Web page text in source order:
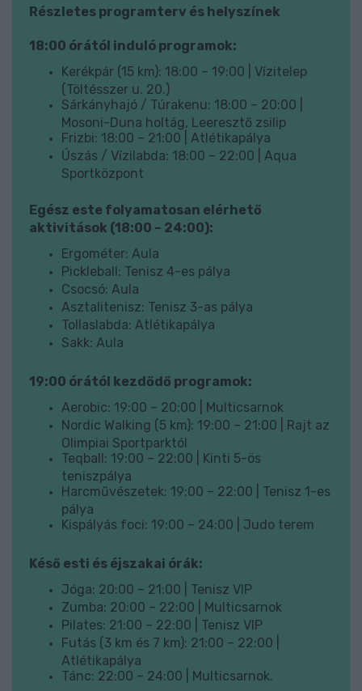
Részletes programterv és helyszínek
18:00 órától induló programok:
Kerékpár (15 km): 18:00 – 19:00 | Vízitelep
(Töltésszer u. 20.)
Sárkányhajó / Túrakenu: 18:00 – 20:00 |
Mosoni-Duna holtág, Leeresztő zsilip
Frizbi: 18:00 – 21:00 | Atlétikapálya
Úszás / Vízilabda: 18:00 – 22:00 | Aqua
Sportközpont
Egész este folyamatosan elérhető
aktivitások (18:00 – 24:00):
Ergométer: Aula
Pickleball: Tenisz 4-es pálya
Csocsó: Aula
Asztalitenisz: Tenisz 3-as pálya
Tollaslabda: Atlétikapálya
Sakk: Aula
19:00 órától kezdődő programok:
Aerobic: 19:00 – 20:00 | Multicsarnok
Nordic Walking (5 km): 19:00 – 21:00 | Rajt az
Olimpiai Sportparktól
Teqball: 19:00 – 22:00 | Kinti 5-ös
teniszpálya
Harcművészetek: 19:00 – 22:00 | Tenisz 1-es
pálya
Kispályás foci: 19:00 – 24:00 | Judo terem
Késő esti és éjszakai órák:
Jóga: 20:00 – 21:00 | Tenisz VIP
Zumba: 20:00 – 22:00 | Multicsarnok
Pilates: 21:00 – 22:00 | Tenisz VIP
Futás (3 km és 7 km): 21:00 – 22:00 |
Atlétikapálya
Tánc: 22:00 – 24:00 | Multicsarnok.